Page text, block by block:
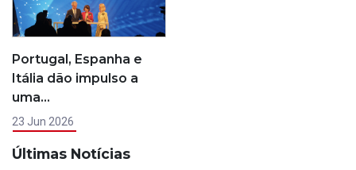
Portugal, Espanha e
Itália dão impulso a
uma…
23 Jun 2026
Últimas Notícias